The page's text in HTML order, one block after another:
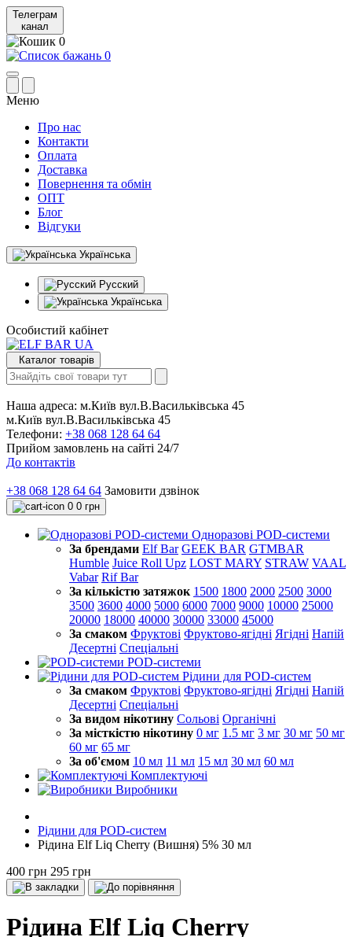
Телеграм
канал
0
0
Меню
Про нас
Контакти
Оплата
Доставка
Повернення та обмін
ОПТ
Блог
Відгуки
Українська
Русский
Українська
Особистий кабінет
Каталог товарів
Наша адреса: м.Київ вул.В.Васильківська 45
м.Київ вул.В.Васильківська 45
Телефони: +38 068 128 64 64
Прийом замовлень на сайті 24/7
До контактів
+38 068 128 64 64 Замовити дзвінок
0 0 грн
Одноразові POD-системи
За брендами Elf Bar GEEK BAR GTMBAR
Humble Juice Roll Upz LOST MARY STRAW VAAL
Vabar Rif Bar
За кількістю затяжок 1500 1800 2000 2500 3000
3500 3600 4000 5000 6000 7000 9000 10000 25000
20000 18000 40000 30000 33000 45000
За смаком Фруктові Фруктово-ягідні Ягідні Напій
Десертні Спеціальні
POD-системи
Рідини для POD-систем
За смаком Фруктові Фруктово-ягідні Ягідні Напій
Десертні Спеціальні
За видом нікотину Сольові Органічні
За місткістю нікотину 0 мг 1.5 мг 3 мг 30 мг 50 мг
60 мг 65 мг
За об'ємом 10 мл 11 мл 15 мл 30 мл 60 мл
Комплектуючі
Виробники
Рідини для POD-систем
Рідина Elf Liq Cherry (Вишня) 5% 30 мл
400 грн 295 грн
Рідина Elf Liq Cherry